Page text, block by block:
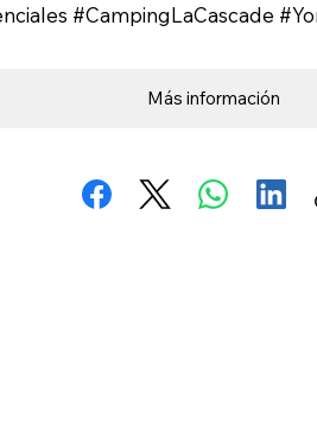
#CampingLaCascade
Más información